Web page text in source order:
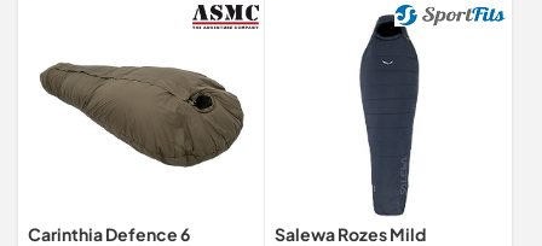
Reißverschluss:rechts
Carinthia Defence 6
Salewa Rozes Mild